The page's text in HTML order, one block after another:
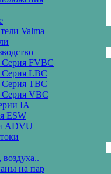
Valma
FVBC
LBC
TBC
VBC
IA
ESW
ADVU
на пар